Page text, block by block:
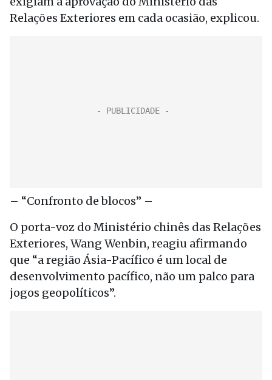
Relações Exteriores em cada ocasião, explicou.
– “Confronto de blocos” –
O porta-voz do Ministério chinês das Relações
Exteriores, Wang Wenbin, reagiu afirmando
que “a região Ásia-Pacífico é um local de
desenvolvimento pacífico, não um palco para
jogos geopolíticos”.